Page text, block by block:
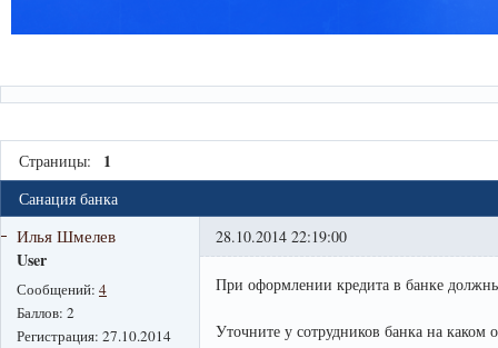
Страницы: 1
Санация банка
Илья Шмелев
User
Сообщений: 4
Баллов: 2
Регистрация: 27.10.2014
28.10.2014 22:19:00
При оформлении кредита в банке
Уточните у сотрудников банка на каком